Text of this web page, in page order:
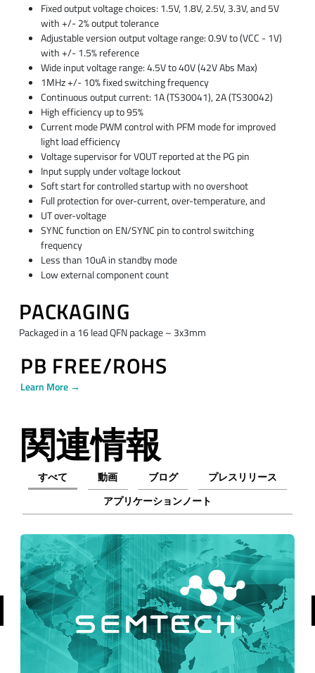
Fixed output voltage choices: 1.5V, 1.8V, 2.5V, 3.3V, and 5V
with +/- 2% output tolerance
Adjustable version output voltage range: 0.9V to (VCC - 1V)
with +/- 1.5% reference
Wide input voltage range: 4.5V to 40V (42V Abs Max)
1MHz +/- 10% fixed switching frequency
Continuous output current: 1A (TS30041), 2A (TS30042)
High efficiency up to 95%
Current mode PWM control with PFM mode for improved
light load efficiency
Voltage supervisor for VOUT reported at the PG pin
Input supply under voltage lockout
Soft start for controlled startup with no overshoot
Full protection for over-current, over-temperature, and
UT over-voltage
SYNC function on EN/SYNC pin to control switching
frequency
Less than 10uA in standby mode
Low external component count
PACKAGING
Packaged in a 16 lead QFN package – 3x3mm
PB FREE/ROHS
Learn More →
関連情報
すべて 動画 ブログ
プレスリリース
アプリケーションノート